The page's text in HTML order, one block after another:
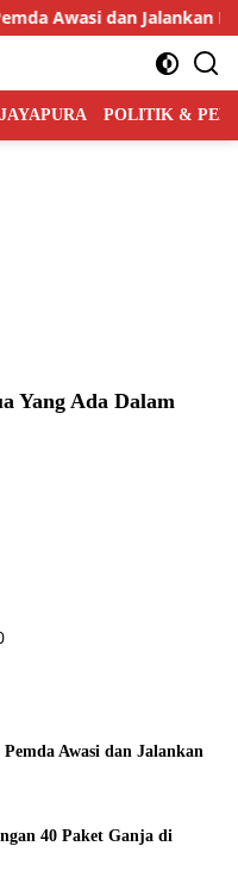
Awasi dan Jalankan
POLITIK &
Yang Ada Dalam
Awasi dan Jalankan
40 Paket Ganja di